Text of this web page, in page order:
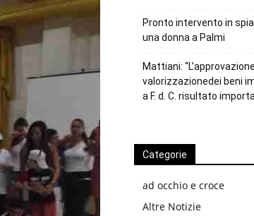
Pronto intervento in
una donna a Palmi
Mattiani:
valorizzazionedei beni
a F. d. C. risultato
Categorie
ad occhio e croce
Altre Notizie